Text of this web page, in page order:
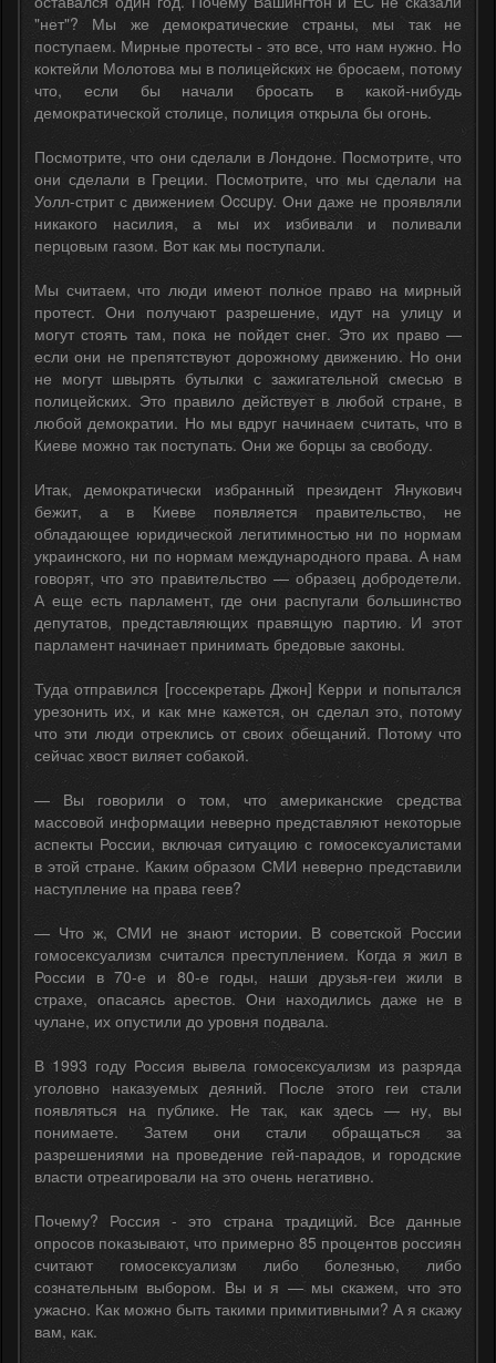
"нет"? Мы же демократические страны, мы так не
поступаем. Мирные протесты - это все, что нам нужно. Но
коктейли Молотова мы в полицейских не бросаем, потому
что, если бы начали бросать в какой-нибудь
демократической столице, полиция открыла бы огонь.
Посмотрите, что они сделали в Лондоне. Посмотрите, что
они сделали в Греции. Посмотрите, что мы сделали на
Уолл-стрит с движением Occupy. Они даже не проявляли
никакого насилия, а мы их избивали и поливали
перцовым газом. Вот как мы поступали.
Мы считаем, что люди имеют полное право на мирный
протест. Они получают разрешение, идут на улицу и
могут стоять там, пока не пойдет снег. Это их право —
если они не препятствуют дорожному движению. Но они
не могут швырять бутылки с зажигательной смесью в
полицейских. Это правило действует в любой стране, в
любой демократии. Но мы вдруг начинаем считать, что в
Киеве можно так поступать. Они же борцы за свободу.
Итак, демократически избранный президент Янукович
бежит, а в Киеве появляется правительство, не
обладающее юридической легитимностью ни по нормам
украинского, ни по нормам международного права. А нам
говорят, что это правительство — образец добродетели.
А еще есть парламент, где они распугали большинство
депутатов, представляющих правящую партию. И этот
парламент начинает принимать бредовые законы.
Туда отправился [госсекретарь Джон] Керри и попытался
урезонить их, и как мне кажется, он сделал это, потому
что эти люди отреклись от своих обещаний. Потому что
сейчас хвост виляет собакой.
— Вы говорили о том, что американские средства
массовой информации неверно представляют некоторые
аспекты России, включая ситуацию с гомосексуалистами
в этой стране. Каким образом СМИ неверно представили
наступление на права геев?
— Что ж, СМИ не знают истории. В советской России
гомосексуализм считался преступлением. Когда я жил в
России в 70-е и 80-е годы, наши друзья-геи жили в
страхе, опасаясь арестов. Они находились даже не в
чулане, их опустили до уровня подвала.
В 1993 году Россия вывела гомосексуализм из разряда
уголовно наказуемых деяний. После этого геи стали
появляться на публике. Не так, как здесь — ну, вы
понимаете. Затем они стали обращаться за
разрешениями на проведение гей-парадов, и городские
власти отреагировали на это очень негативно.
Почему? Россия - это страна традиций. Все данные
опросов показывают, что примерно 85 процентов россиян
считают гомосексуализм либо болезнью, либо
сознательным выбором. Вы и я — мы скажем, что это
ужасно. Как можно быть такими примитивными? А я скажу
вам, как.